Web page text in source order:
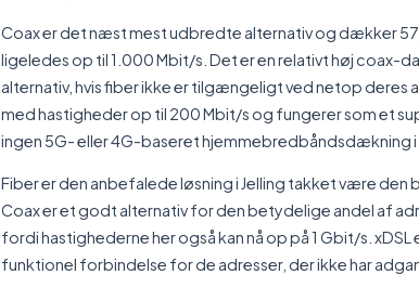
Coax er det næst mest udbredte alternativ og dækker
ligeledes op til 1.000 Mbit/s. Det er en relativt høj
alternativ, hvis fiber ikke er tilgængeligt ved netop deres
med hastigheder op til 200 Mbit/s og fungerer som et
ingen 5G- eller 4G-baseret hjemmebredbåndsdækning i
Fiber er den anbefalede løsning i Jelling takket være
Coax er et godt alternativ for den betydelige andel af
fordi hastighederne her også kan nå op på 1 Gbit/s.
funktionel forbindelse for de adresser, der ikke har